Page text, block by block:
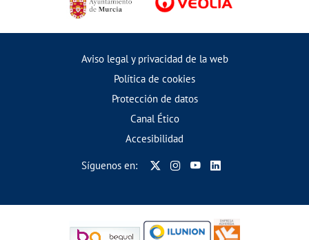
Aviso legal y privacidad de la web
Política de cookies
Protección de datos
Canal Ético
Accesibilidad
Síguenos en: